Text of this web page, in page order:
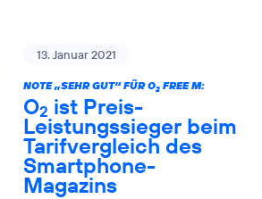
13. Januar 2021
NOTE „SEHR GUT“ FÜR O2FREE M:
O2 ist Preis-
Leistungssieger beim
Tarifvergleich des
Smartphone-
Magazins